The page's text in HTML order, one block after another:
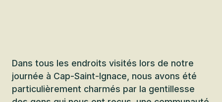
Dans tous les endroits visités lors de notre
journée à Cap-Saint-Ignace, nous avons été
particulièrement charmés par la gentillesse